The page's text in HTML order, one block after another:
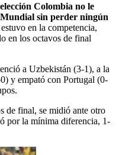
Colombia no le
Mundial sin perder ningún
en la competencia,
en los octavos de final
a Uzbekistán (3-1), a la
y empató con Portugal (0-
de final, se midió ante otro
por la mínima diferencia, 1-